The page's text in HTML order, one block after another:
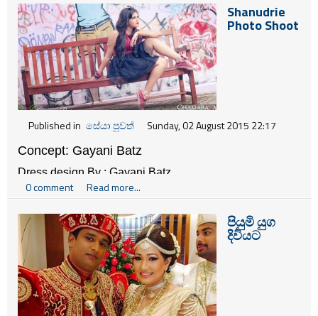
Shanudrie
Photo Shoot
Published in සේයා පුවත් Sunday, 02 August 2015 22:17
Concept: Gayani Batz
Dress design By : Gayani Batz
Makeup & Hair : Gayani Batz
Photography : Gayani Batz Media Crew Chamara
Jayawardana / MI Perera / Ashen Ravindu
Model (Actress) : Shanudrie Priyasad
0 comment Read more...
පියුමි යුග
දිවියට